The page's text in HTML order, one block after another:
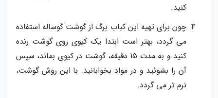
کنید.
چون برای تهیه این کباب برگ از گوشت گوساله استفاده
می گردد، بهتر است ابتدا یک کیوی روی گوشت رنده
کنید و به مدت 15 دقیقه، گوشت در کیوی بماند، سپس
آن را بشوئید و در مواد بخوابانید. با این روش گوشت،
نرم تر می گردد.